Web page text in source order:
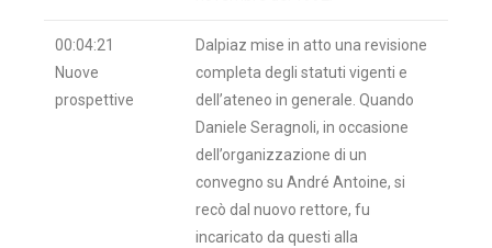
00:04:21
Nuove
prospettive
Dalpiaz mise in atto una revisione
completa degli statuti vigenti e
dell’ateneo in generale. Quando
Daniele Seragnoli, in occasione
dell’organizzazione di un
convegno su André Antoine, si
recò dal nuovo rettore, fu
incaricato da questi alla